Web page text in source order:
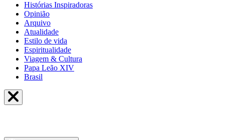
Histórias Inspiradoras
Opinião
Arquivo
Atualidade
Estilo de vida
Espiritualidade
Viagem & Cultura
Papa Leão XIV
Brasil